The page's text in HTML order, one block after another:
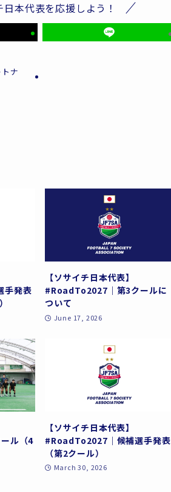
日本代表を応援しよう！
ナ
手発表
【ソサイチ日本代表】
#RoadTo2027｜第3クールに
ついて
June 17, 2026
ル（4
【ソサイチ日本代表】
#RoadTo2027｜候補選手発表
（第2クール）
March 30, 2026